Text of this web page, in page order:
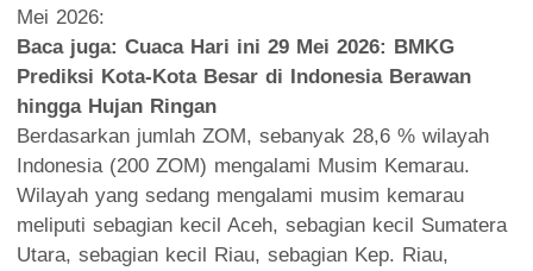
Mei 2026:
Baca juga: Cuaca Hari ini 29 Mei 2026: BMKG
Prediksi Kota-Kota Besar di Indonesia Berawan
hingga Hujan Ringan
Berdasarkan jumlah ZOM, sebanyak 28,6 % wilayah
Indonesia (200 ZOM) mengalami Musim Kemarau.
Wilayah yang sedang mengalami musim kemarau
meliputi sebagian kecil Aceh, sebagian kecil Sumatera
Utara, sebagian kecil Riau, sebagian Kep. Riau,